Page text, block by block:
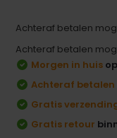
Achteraf betalen
Achteraf betalen
Morgen in huis
Achteraf betalen
Gratis
Gratis retour